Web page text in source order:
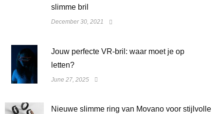
slimme bril
December 30, 2021
Jouw perfecte VR-bril: waar moet je op
letten?
June 27, 2025
Nieuwe slimme ring van Movano voor stijlvolle